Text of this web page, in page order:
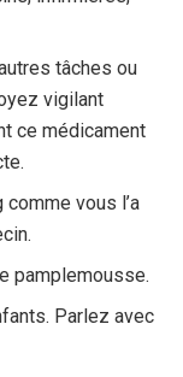
tâches ou
vigilant
ce médicament
vous l’a
pamplemousse.
Parlez avec